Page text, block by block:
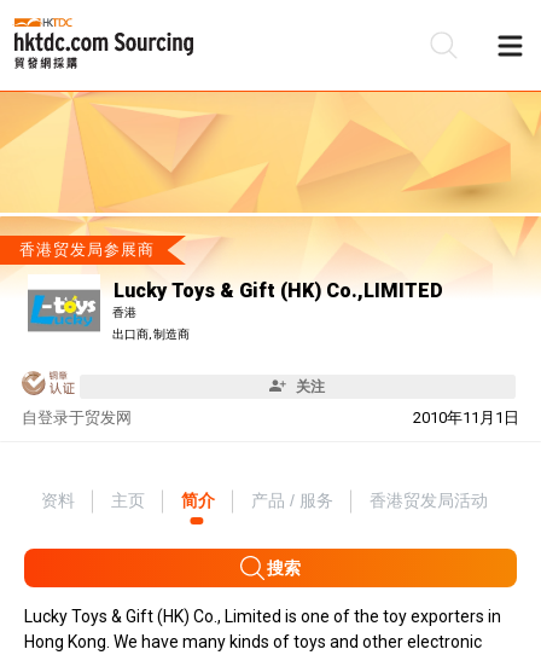
香港贸发局参展商
Lucky Toys & Gift (HK) Co.,LIMITED
香港
出口商, 制造商
关注
自 2010年11月1日
登录于贸发网
资料 主页 简介 产品 / 服务 香港贸发局活动
搜索
Lucky Toys & Gift (HK) Co., Limited is one of the toy exporters in
Hong Kong. We have many kinds of toys and other electronic